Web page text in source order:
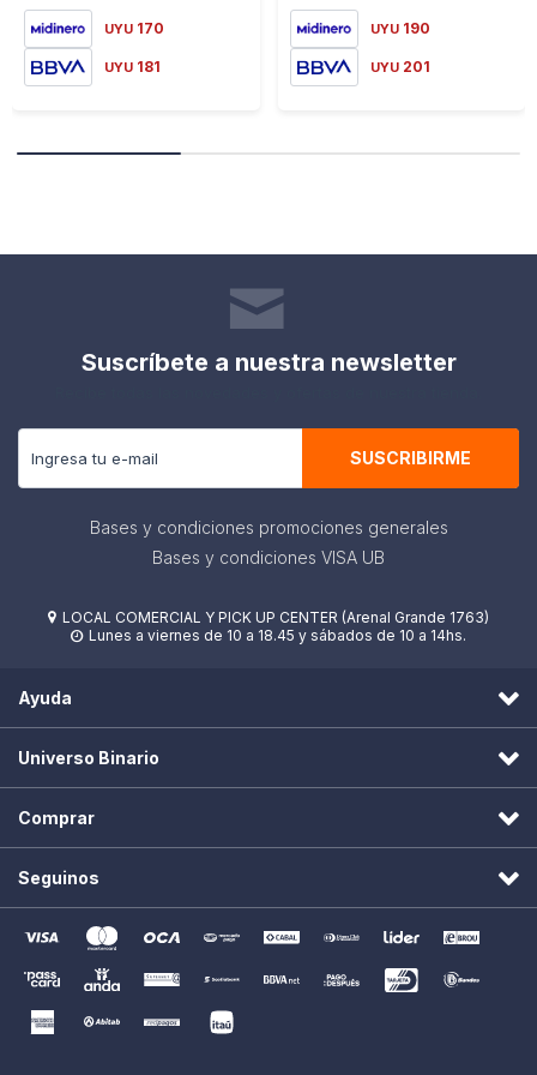
UYU 170
UYU 181
UYU 190
UYU 201
Suscríbete a nuestra newsletter
SUSCRIBIRME
Bases y condiciones promociones generales
Bases y condiciones VISA UB
 LOCAL COMERCIAL Y PICK UP CENTER (Arenal Grande 1763)
 Lunes a viernes de 10 a 18.45 y sábados de 10 a 14hs.
Ayuda
Universo Binario
Comprar
Seguinos